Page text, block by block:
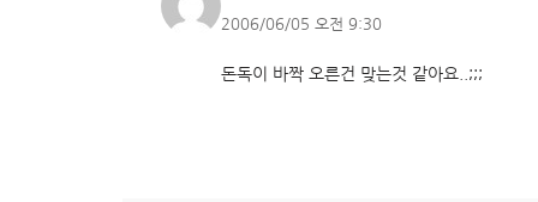
2006/06/05 오전 9:30
돈독이 바짝 오른건 맞는것 같아요..;;;